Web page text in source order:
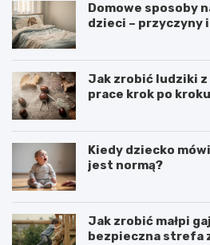
Domowe sposoby
dzieci – przyczyny
Jak zrobić ludziki
prace krok po kroku
Kiedy dziecko
jest normą?
Jak zrobić małpi
bezpieczna strefa